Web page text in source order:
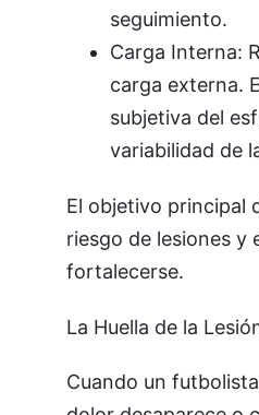
seguimiento.
Carga Interna:
carga externa.
subjetiva del
variabilidad de
El objetivo principal
riesgo de lesiones
fortalecerse.
La Huella de la
Cuando un